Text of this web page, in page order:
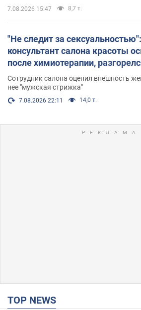
7.08.2026 15:47 8,7 т.
"Не следит за
консультант салона красоты
после химиотерапии,
Сотрудник салона оценил внешность
нее "мужская стрижка"
7.08.2026 22:11 14,0 т.
TOP NEWS